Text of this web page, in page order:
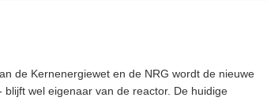
de Kernenergiewet en de NRG wordt de nieuwe
wel eigenaar van de reactor. De huidige